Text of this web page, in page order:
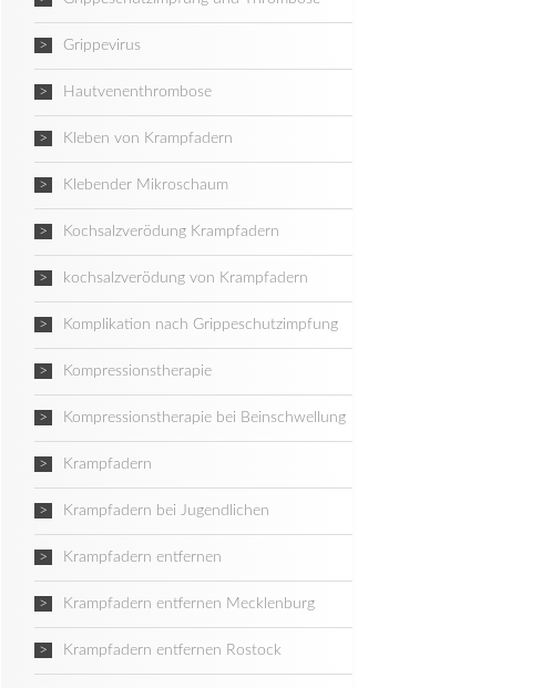
Grippevirus
Hautvenenthrombose
Kleben von Krampfadern
Klebender Mikroschaum
Kochsalzverödung Krampfadern
kochsalzverödung von Krampfadern
Komplikation nach Grippeschutzimpfung
Kompressionstherapie
Kompressionstherapie bei Beinschwellung
Krampfadern
Krampfadern bei Jugendlichen
Krampfadern entfernen
Krampfadern entfernen Mecklenburg
Krampfadern entfernen Rostock